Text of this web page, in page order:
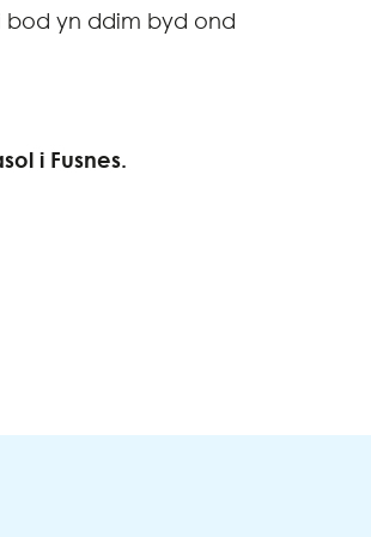
bod yn ddim byd ond
i Fusnes.